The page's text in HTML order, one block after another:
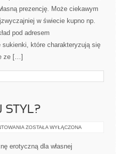
prezencję. Może ciekawym
w świecie kupno np.
pod adresem
które charakteryzują się
ze […]
STYL?
W
O
ZOSTAŁA WYŁĄCZONA
erotyczną dla własnej